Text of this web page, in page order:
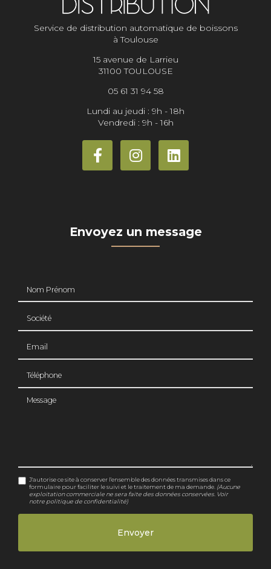
Service de distribution automatique de boissons
à Toulouse
15 avenue de Larrieu
31100 TOULOUSE
05 61 31 94 58
Lundi au jeudi : 9h - 18h
Vendredi : 9h - 16h
Envoyez un message
Message
J'autorise ce site à conserver l'ensemble des données transmises dans ce
formulaire pour faciliter le suivi et le traitement de ma demande. (Aucune
exploitation commerciale ne sera faite des données conservées. Voir
notre politique de confidentialité)